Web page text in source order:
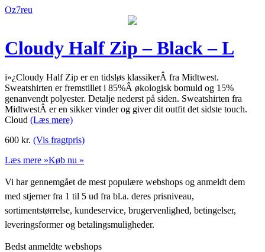
Oz7reu
Cloudy Half Zip – Black – L
ï»¿Cloudy Half Zip er en tidsløs klassikerÂ fra Midtwest.
Sweatshirten er fremstillet i 85%Â økologisk bomuld og 15%
genanvendt polyester. Detalje nederst på siden. Sweatshirten fra
MidtwestÂ er en sikker vinder og giver dit outfit det sidste touch.
Cloud (Læs mere)
600 kr. (Vis fragtpris)
Læs mere »Køb nu »
Vi har gennemgået de mest populære webshops og anmeldt dem
med stjerner fra 1 til 5 ud fra bl.a. deres prisniveau,
sortimentstørrelse, kundeservice, brugervenlighed, betingelser,
leveringsformer og betalingsmuligheder.
Bedst anmeldte webshops